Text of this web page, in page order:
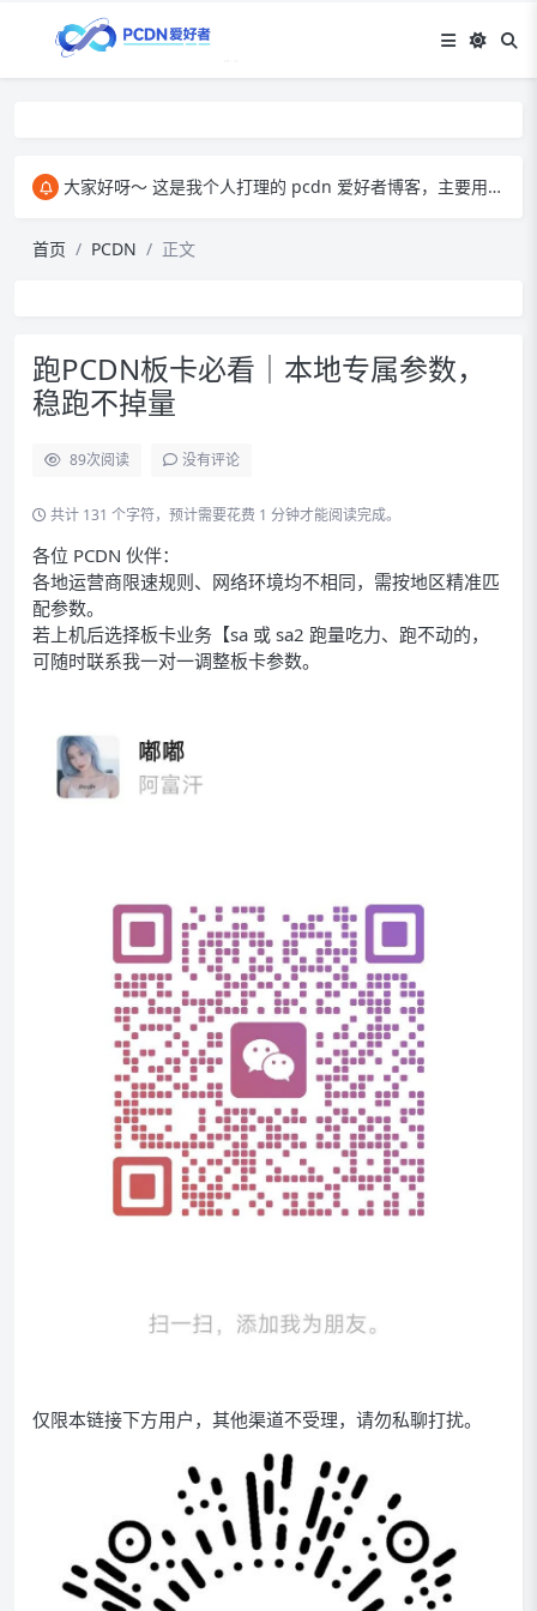
大家好呀～ 这是我个人打理的 pcdn 爱好者博客，主要用来和大家交流 pcdn 相关的心得。​ 在这里，我会分享自己玩 pcdn 的经验、实用技巧，也会放一些收集到的资源。大家有啥想法、问题都能来这儿聊，一起琢磨怎么把 pcdn 玩得更顺～
首页 PCDN 正文
跑PCDN板卡必看｜本地专属参数，
稳跑不掉量
89次阅读 没有评论
共计 131 个字符，预计需要花费 1 分钟才能阅读完成。
各位 PCDN 伙伴：
各地运营商限速规则、网络环境均不相同，需按地区精准匹
配参数。
若上机后选择板卡业务【sa 或 sa2 跑量吃力、跑不动的，
可随时联系我一对一调整板卡参数。
仅限本链接下方用户，其他渠道不受理，请勿私聊打扰。